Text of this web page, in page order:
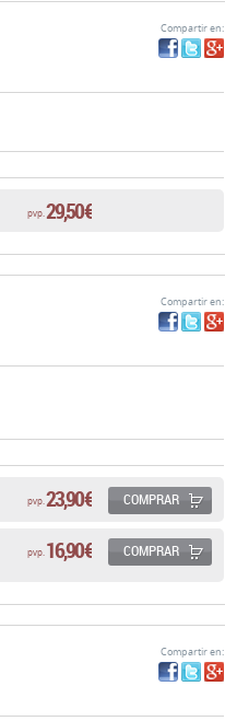
Compartir en:
pvp. 29,50 €
Compartir en:
pvp. 23,90 € COMPRAR
pvp. 16,90 € COMPRAR
Compartir en: